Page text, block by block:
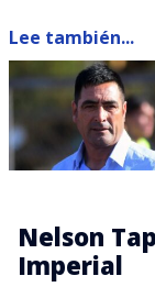
Lee también...
Nelson
Imperial